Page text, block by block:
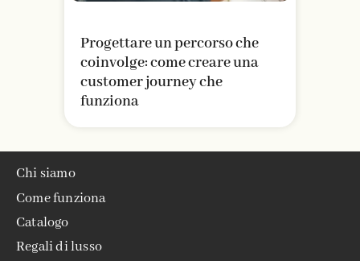
Progettare un percorso che
coinvolge: come creare una
customer journey che
funziona
Chi siamo
Come funziona
Catalogo
Regali di lusso